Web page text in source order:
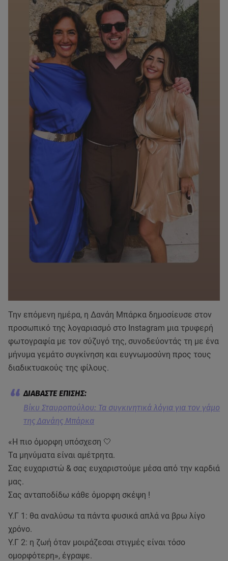
Την επόμενη ημέρα, η Δανάη Μπάρκα δημοσίευσε στον
προσωπικό της λογαριασμό στο Instagram μια τρυφερή
φωτογραφία με τον σύζυγό της, συνοδεύοντάς τη με ένα
μήνυμα γεμάτο συγκίνηση και ευγνωμοσύνη προς τους
διαδικτυακούς της φίλους.
Βίκυ Σταυροπούλου: Τα συγκινητικά λόγια για τον γάμο
της Δανάης Μπάρκα
«Η πιο όμορφη υπόσχεση 🤍
Τα μηνύματα είναι αμέτρητα.
Σας ευχαριστώ & σας ευχαριστούμε μέσα από την καρδιά
μας.
Σας ανταποδίδω κάθε όμορφη σκέψη !
Υ.Γ 1: θα αναλύσω τα πάντα φυσικά απλά να βρω λίγο
χρόνο.
Υ.Γ 2: η ζωή όταν μοιράζεσαι στιγμές είναι τόσο
ομορφότερη», έγραψε.